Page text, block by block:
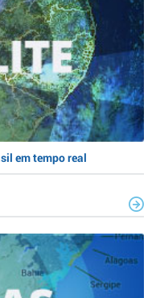
em tempo real